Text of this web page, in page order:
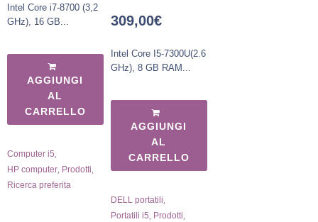
Intel Core i7-8700 (3,2
GHz), 16 GB...
AGGIUNGI
AL
CARRELLO
Computer i5
HP computer Prodotti
Ricerca preferita
309,00€
Intel Core I5-7300U(2.6
GHz), 8 GB RAM...
AGGIUNGI
AL
CARRELLO
DELL portatili,
Portatili i5, Prodotti,